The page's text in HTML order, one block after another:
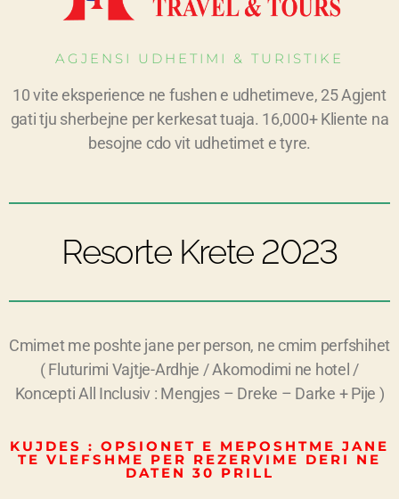
AGJENSI UDHETIMI & TURISTIKE
10 vite eksperience ne fushen e udhetimeve, 25 Agjent
gati tju sherbejne per kerkesat tuaja. 16,000+ Kliente na
besojne cdo vit udhetimet e tyre.
Resorte Krete 2023
Cmimet me poshte jane per person, ne cmim perfshihet
( Fluturimi Vajtje-Ardhje / Akomodimi ne hotel /
Koncepti All Inclusiv : Mengjes – Dreke – Darke + Pije )
KUJDES : OPSIONET E MEPOSHTME JANE
TE VLEFSHME PER REZERVIME DERI NE
DATEN 30 PRILL